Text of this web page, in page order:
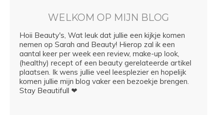
WELKOM OP MIJN BLOG
Hoii Beauty's, Wat leuk dat jullie een kijkje komen
nemen op Sarah and Beauty! Hierop zal ik een
aantal keer per week een review, make-up look,
(healthy) recept of een beauty gerelateerde artikel
plaatsen. Ik wens jullie veel leesplezier en hopelijk
komen jullie mijn blog vaker een bezoekje brengen.
Stay Beautifull ❤